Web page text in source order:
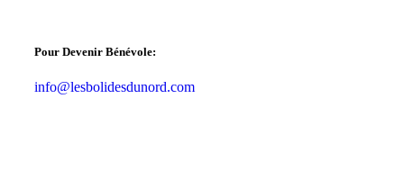
Pour Devenir Bénévole:
info@lesbolidesdunord.com